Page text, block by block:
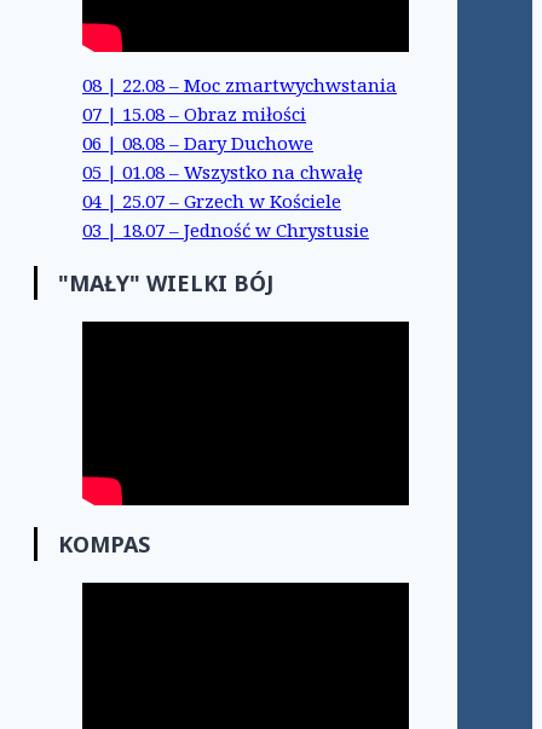
08 | 22.08 – Moc zmartwychwstania
07 | 15.08 – Obraz miłości
06 | 08.08 – Dary Duchowe
05 | 01.08 – Wszystko na chwałę
04 | 25.07 – Grzech w Kościele
03 | 18.07 – Jedność w Chrystusie
"MAŁY" WIELKI BÓJ
KOMPAS